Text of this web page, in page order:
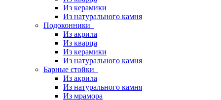
Из керамики
Из натурального камня
Подоконники
Из акрила
Из кварца
Из керамики
Из натурального камня
Барные стойки
Из акрила
Из натурального камня
Из мрамора